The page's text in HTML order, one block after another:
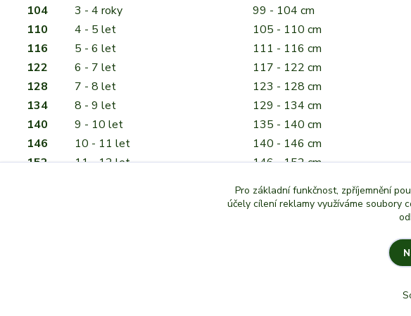
104
3 - 4 roky
99 - 104 cm
110
4 - 5 let
105 - 110 cm
116
5 - 6 let
111 - 116 cm
122
6 - 7 let
117 - 122 cm
128
7 - 8 let
123 - 128 cm
134
8 - 9 let
129 - 134 cm
140
9 - 10 let
135 - 140 cm
146
10 - 11 let
140 - 146 cm
152
11 - 12 let
146 - 152 cm
158 - 164 cm
Pro základní funkčnost, zpříjemnění
účely cílení reklamy využíváme soubory